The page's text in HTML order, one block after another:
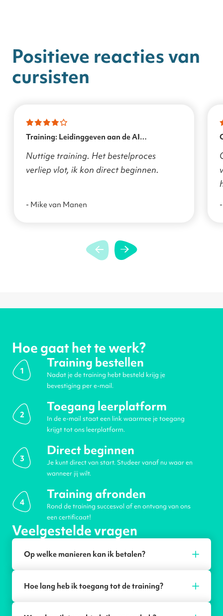
Positieve reacties van
cursisten
Training: Leidinggeven aan de AI
Nuttige training. Het bestelproces
verliep vlot, ik kon direct beginnen.
- Mike van Manen
Hoe gaat het te werk?
1
Training bestellen
Nadat je de training hebt besteld krijg je
bevestiging per e-mail.
2
Toegang leerplatform
In de e-mail staat een link waarmee je toegang
krijgt tot ons leerplatform.
3
Direct beginnen
Je kunt direct van start. Studeer vanaf nu waar en
wanneer jij wilt.
4
Training afronden
Rond de training succesvol af en ontvang van ons
een certificaat!
Veelgestelde vragen
Op welke manieren kan ik betalen?
Hoe lang heb ik toegang tot de training?